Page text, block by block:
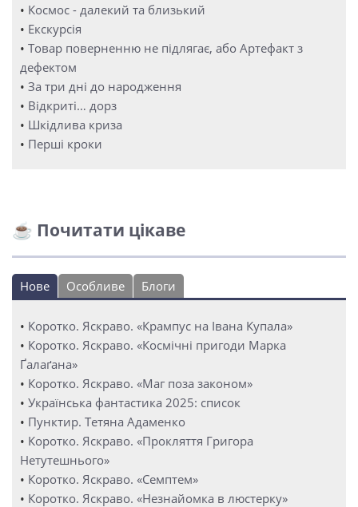
• Космос - далекий та близький
• Екскурсія
• Товар поверненню не підлягає, або Артефакт з
дефектом
• За три дні до народження
• Відкриті… дорз
• Шкідлива криза
• Перші кроки
☕ Почитати цікаве
Нове Особливе Блоги
• Коротко. Яскраво. «Крампус на Івана Купала»
• Коротко. Яскраво. «Космічні пригоди Марка
Ґалаґана»
• Коротко. Яскраво. «Маг поза законом»
• Українська фантастика 2025: список
• Пунктир. Тетяна Адаменко
• Коротко. Яскраво. «Прокляття Григора
Нетутешнього»
• Коротко. Яскраво. «Семптем»
• Коротко. Яскраво. «Незнайомка в люстерку»